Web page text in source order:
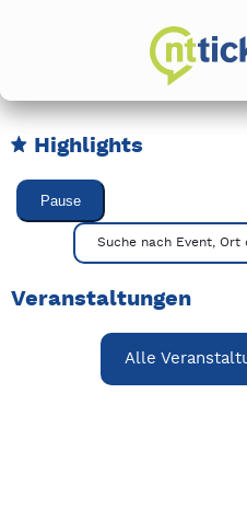
Highlights
Karussell Veranstaltungen
Pause
Mit Tab zu denSuche nach Event,
Veranstaltungen
Alle